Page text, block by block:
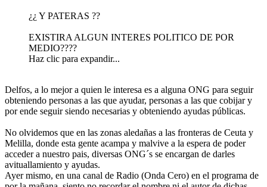
¿¿ Y PATERAS ??
EXISTIRA ALGUN INTERES POLITICO DE POR
MEDIO????
Haz clic para expandir...
Delfos, a lo mejor a quien le interesa es a alguna ONG para seguir
obteniendo personas a las que ayudar, personas a las que cobijar y
por ende seguir siendo necesarias y obteniendo ayudas públicas.
No olvidemos que en las zonas aledañas a las fronteras de Ceuta y
Melilla, donde esta gente acampa y malvive a la espera de poder
acceder a nuestro pais, diversas ONG´s se encargan de darles
avituallamiento y ayudas.
Ayer mismo, en una canal de Radio (Onda Cero) en el programa de